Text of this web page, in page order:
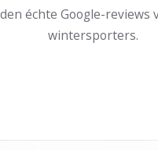
échte Google-reviews
wintersporters.